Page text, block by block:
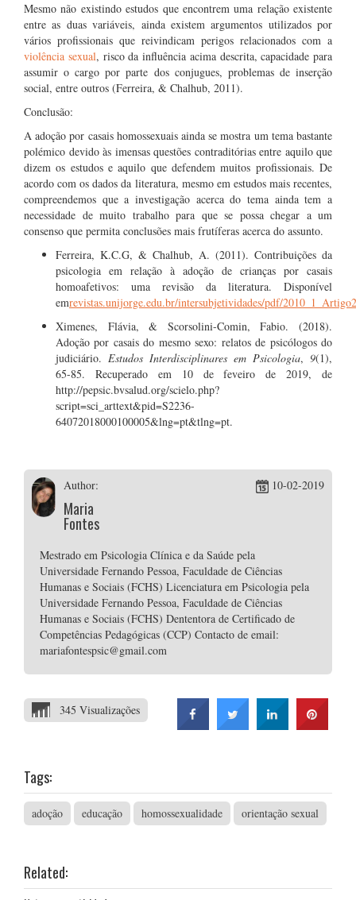
Mesmo não existindo estudos que encontrem uma relação existente
entre as duas variáveis, ainda existem argumentos utilizados por
vários profissionais que reivindicam perigos relacionados com a
violência sexual, risco da influência acima descrita, capacidade para
assumir o cargo por parte dos conjugues, problemas de inserção
social, entre outros (Ferreira, & Chalhub, 2011).
Conclusão:
A adoção por casais homossexuais ainda se mostra um tema bastante
polémico devido às imensas questões contraditórias entre aquilo que
dizem os estudos e aquilo que defendem muitos profissionais. De
acordo com os dados da literatura, mesmo em estudos mais recentes,
compreendemos que a investigação acerca do tema ainda tem a
necessidade de muito trabalho para que se possa chegar a um
consenso que permita conclusões mais frutíferas acerca do assunto.
Ferreira, K.C.G, & Chalhub, A. (2011). Contribuições da
psicologia em relação à adoção de crianças por casais
homoafetivos: uma revisão da literatura. Disponível
emrevistas.unijorge.edu.br/intersubjetividades/pdf/
Ximenes, Flávia, & Scorsolini-Comin, Fabio. (2018).
Adoção por casais do mesmo sexo: relatos de psicólogos do
judiciário. Estudos Interdisciplinares em Psicologia, 9(1),
65-85. Recuperado em 10 de feveiro de 2019, de
http://pepsic.bvsalud.org/scielo.php?
script=sci_arttext&pid=S2236-
64072018000100005&lng=pt&tlng=pt.
Author:
Maria
Fontes
10-02-2019
Mestrado em Psicologia Clínica e da Saúde pela
Universidade Fernando Pessoa, Faculdade de Ciências
Humanas e Sociais (FCHS) Licenciatura em Psicologia pela
Universidade Fernando Pessoa, Faculdade de Ciências
Humanas e Sociais (FCHS) Dententora de Certificado de
Competências Pedagógicas (CCP) Contacto de email:
mariafontespsic@gmail.com
345 Visualizações
Tags:
adoção educação homossexualidade orientação sexual
Related: